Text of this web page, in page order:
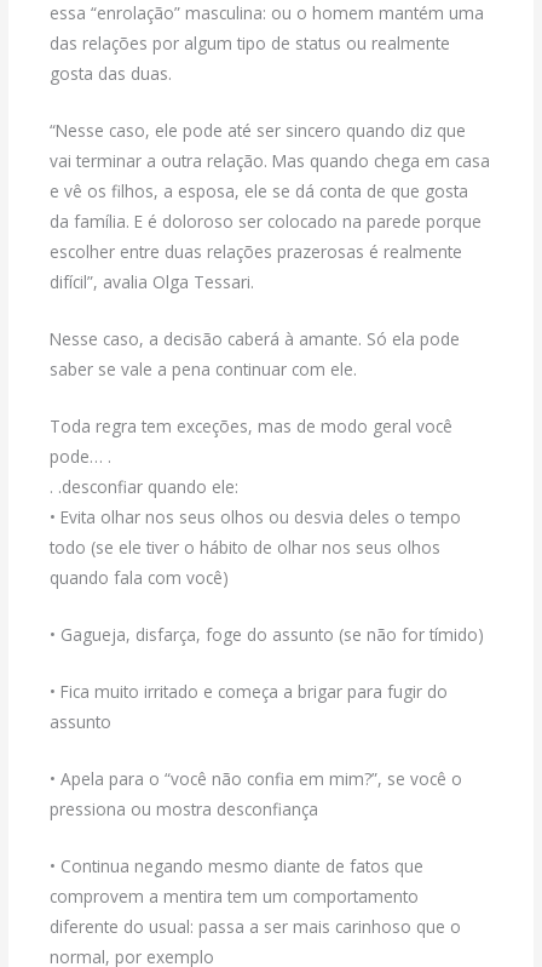
essa “enrolação” masculina: ou o homem mantém uma
das relações por algum tipo de status ou realmente
gosta das duas.
“Nesse caso, ele pode até ser sincero quando diz que
vai terminar a outra relação. Mas quando chega em casa
e vê os filhos, a esposa, ele se dá conta de que gosta
da família. E é doloroso ser colocado na parede porque
escolher entre duas relações prazerosas é realmente
difícil”, avalia Olga Tessari.
Nesse caso, a decisão caberá à amante. Só ela pode
saber se vale a pena continuar com ele.
Toda regra tem exceções, mas de modo geral você
pode… .
. .desconfiar quando ele:
• Evita olhar nos seus olhos ou desvia deles o tempo
todo (se ele tiver o hábito de olhar nos seus olhos
quando fala com você)
• Gagueja, disfarça, foge do assunto (se não for tímido)
• Fica muito irritado e começa a brigar para fugir do
assunto
• Apela para o “você não confia em mim?”, se você o
pressiona ou mostra desconfiança
• Continua negando mesmo diante de fatos que
comprovem a mentira tem um comportamento
diferente do usual: passa a ser mais carinhoso que o
normal, por exemplo